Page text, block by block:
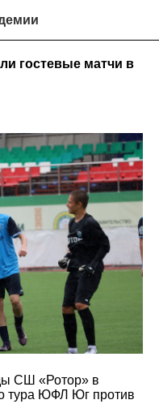
гостевые матчи в
СШ «Ротор» в
тура ЮФЛ Юг против